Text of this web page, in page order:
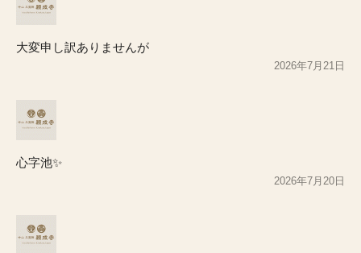
大変申し訳ありませんが
2026年7月21日
心字池✨
2026年7月20日